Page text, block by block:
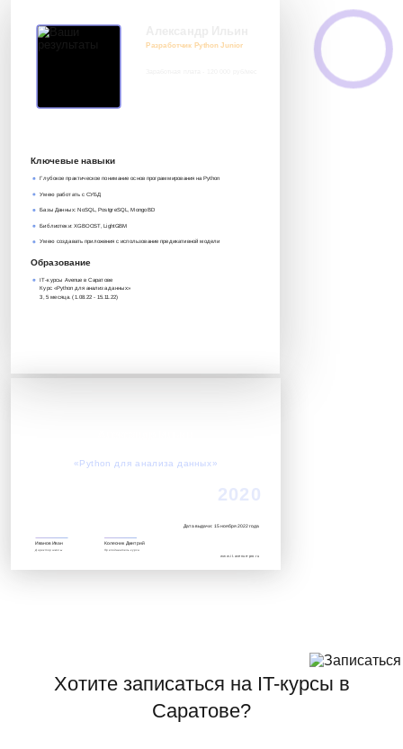
Разработчик Python Junior
Ключевые навыки
Глубокое практическое понимание основ программирования на Python
Умею работать с СУБД
Базы Данных: NoSQL, PostgreSQL, MongoBD
Библиотеки: XGBOOST, LightGBM
Умею создавать приложения с использование предикативной модели
Образование
IT-курсы Avenue в Саратове
Курс «Python для анализа данных»‎
3, 5 месяца. (1.08.22 - 15.11.22)
«Python для анализа данных»‎
2020
Дата выдачи: 15 ноября 2022 года
www.it.avenue-pro.ru
Иванов Иван
Директор школы
Колесник Дмитрий
Преподаватель курса
Хотите записаться на IT-курсы в
Саратове?